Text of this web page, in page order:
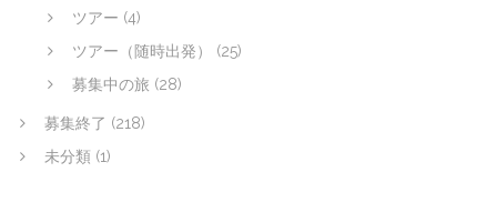
ツアー (4)
ツアー（随時出発）
(25)
募集中の旅 (28)
募集終了 (218)
未分類 (1)